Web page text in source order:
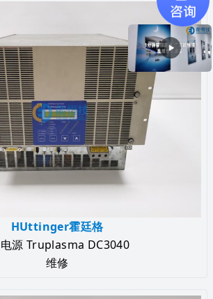
HUttinger霍廷格
源 Truplasma DC3040
维修